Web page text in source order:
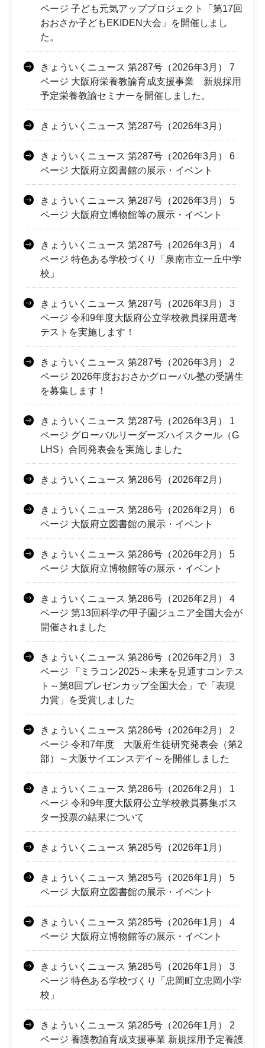
ページ 子ども元気アッププロジェクト「第17回
おおさか子どもEKIDEN大会」を開催しまし
た。
きょういくニュース 第287号（2026年3月） 7
ページ 大阪府栄養教諭育成支援事業 新規採用
予定栄養教諭セミナーを開催しました。
きょういくニュース 第287号（2026年3月）
きょういくニュース 第287号（2026年3月） 6
ページ 大阪府立図書館の展示・イベント
きょういくニュース 第287号（2026年3月） 5
ページ 大阪府立博物館等の展示・イベント
きょういくニュース 第287号（2026年3月） 4
ページ 特色ある学校づくり「泉南市立一丘中学
校」
きょういくニュース 第287号（2026年3月） 3
ページ 令和9年度大阪府公立学校教員採用選考
テストを実施します！
きょういくニュース 第287号（2026年3月） 2
ページ 2026年度おおさかグローバル塾の受講生
を募集します！
きょういくニュース 第287号（2026年3月） 1
ページ グローバルリーダーズハイスクール（G
LHS）合同発表会を実施しました
きょういくニュース 第286号（2026年2月）
きょういくニュース 第286号（2026年2月） 6
ページ 大阪府立図書館の展示・イベント
きょういくニュース 第286号（2026年2月） 5
ページ 大阪府立博物館等の展示・イベント
きょういくニュース 第286号（2026年2月） 4
ページ 第13回科学の甲子園ジュニア全国大会が
開催されました
きょういくニュース 第286号（2026年2月） 3
ページ 「ミラコン2025～未来を見通すコンテス
ト～第8回プレゼンカップ全国大会」で「表現
力賞」を受賞しました
きょういくニュース 第286号（2026年2月） 2
ページ 令和7年度 大阪府生徒研究発表会（第2
部）～大阪サイエンスデイ～を開催しました
きょういくニュース 第286号（2026年2月） 1
ページ 令和9年度大阪府公立学校教員募集ポス
ター投票の結果について
きょういくニュース 第285号（2026年1月）
きょういくニュース 第285号（2026年1月） 5
ページ 大阪府立図書館の展示・イベント
きょういくニュース 第285号（2026年1月） 4
ページ 大阪府立博物館等の展示・イベント
きょういくニュース 第285号（2026年1月） 3
ページ 特色ある学校づくり「忠岡町立忠岡小学
校」
きょういくニュース 第285号（2026年1月） 2
ページ 養護教諭育成支援事業 新規採用予定養護